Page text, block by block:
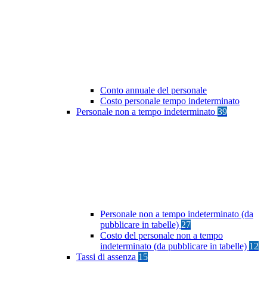
Conto annuale del personale
Costo personale tempo indeterminato
Personale non a tempo indeterminato 39
Personale non a tempo indeterminato (da
pubblicare in tabelle) 27
Costo del personale non a tempo
indeterminato (da pubblicare in tabelle) 12
Tassi di assenza 15